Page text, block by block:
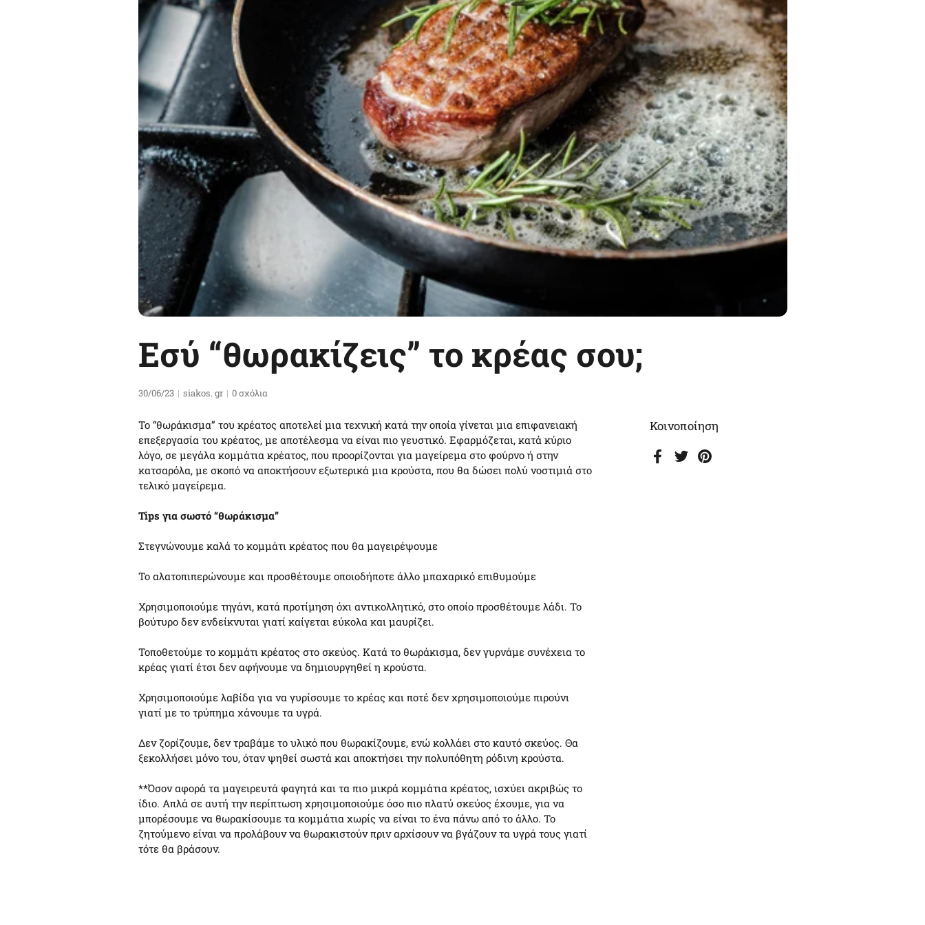
Εσύ “θωρακίζεις” το κρέας σου;
30/06/23 siakos. gr 0 σχόλια
Κοινοποίηση
Facebook
TwitterPinterest
Το “θωράκισμα” του κρέατος αποτελεί μια τεχνική κατά την οποία γίνεται μια επιφανειακή
επεξεργασία του κρέατος, με αποτέλεσμα να είναι πιο γευστικό. Εφαρμόζεται, κατά κύριο
λόγο, σε μεγάλα κομμάτια κρέατος, που προορίζονται για μαγείρεμα στο φούρνο ή στην
κατσαρόλα, με σκοπό να αποκτήσουν εξωτερικά μια κρούστα, που θα δώσει πολύ νοστιμιά στο
τελικό μαγείρεμα.
Tips για σωστό “θωράκισμα”
Στεγνώνουμε καλά το κομμάτι κρέατος που θα μαγειρέψουμε
Το αλατοπιπερώνουμε και προσθέτουμε οποιοδήποτε άλλο μπαχαρικό επιθυμούμε
Χρησιμοποιούμε τηγάνι, κατά προτίμηση όχι αντικολλητικό, στο οποίο προσθέτουμε λάδι. Το
βούτυρο δεν ενδείκνυται γιατί καίγεται εύκολα και μαυρίζει.
Τοποθετούμε το κομμάτι κρέατος στο σκεύος. Κατά το θωράκισμα, δεν γυρνάμε συνέχεια το
κρέας γιατί έτσι δεν αφήνουμε να δημιουργηθεί η κρούστα.
Χρησιμοποιούμε λαβίδα για να γυρίσουμε το κρέας και ποτέ δεν χρησιμοποιούμε πιρούνι
γιατί με το τρύπημα χάνουμε τα υγρά.
Δεν ζορίζουμε, δεν τραβάμε το υλικό που θωρακίζουμε, ενώ κολλάει στο καυτό σκεύος. Θα
ξεκολλήσει μόνο του, όταν ψηθεί σωστά και αποκτήσει την πολυπόθητη ρόδινη κρούστα.
**Όσον αφορά τα μαγειρευτά φαγητά και τα πιο μικρά κομμάτια κρέατος, ισχύει ακριβώς το
ίδιο. Απλά σε αυτή την περίπτωση χρησιμοποιούμε όσο πιο πλατύ σκεύος έχουμε, για να
μπορέσουμε να θωρακίσουμε τα κομμάτια χωρίς να είναι το ένα πάνω από το άλλο. Το
ζητούμενο είναι να προλάβουν να θωρακιστούν πριν αρχίσουν να βγάζουν τα υγρά τους γιατί
τότε θα βράσουν.